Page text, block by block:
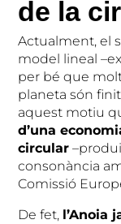
de la
Actualment, el
model lineal
per bé que
planeta són
aquest motiu
d’una
circular
consonància
Comissió
De fet, l’Anoia